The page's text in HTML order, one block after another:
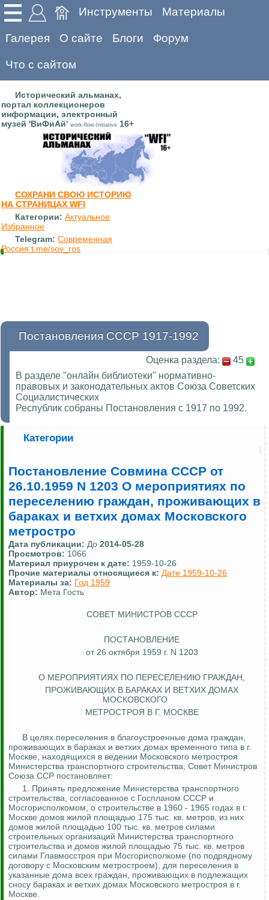
Инструменты Материалы
Галерея О сайте Блоги Форум
Что с сайтом
Исторический альманах,
портал коллекционеров
информации, электронный
музей 'ВиФиАй' work-flow-Initiative 16+
СОХРАНИ СВОЮ ИСТОРИЮ
НА СТРАНИЦАХ WFI
Категории: Актуальное
Избранное
Telegram: Современная
Россия t.me/sov_ros
Постановления СССР 1917-1992
Оценка раздела:
45
В разделе "онлайн библиотеки" нормативно-
правовых и законодательных актов Союза Советских
Социалистических
Республик собраны Постановления с 1917 по 1992.
Категории
Постановление Совмина СССР от
26.10.1959 N 1203 О мероприятиях по
переселению граждан, проживающих в
бараках и ветхих домах Московского
метростро
Дата публикации: До 2014-05-28
Просмотров: 1066
Материал приурочен к дате: 1959-10-26
Прочие материалы относящиеся к: Дате 1959-10-26
Материалы за: Год 1959
Автор: Мета Гость
СОВЕТ МИНИСТРОВ СССР
ПОСТАНОВЛЕНИЕ
от 26 октября 1959 г. N 1203
О МЕРОПРИЯТИЯХ ПО ПЕРЕСЕЛЕНИЮ ГРАЖДАН,
ПРОЖИВАЮЩИХ В БАРАКАХ И ВЕТХИХ ДОМАХ
МОСКОВСКОГО
МЕТРОСТРОЯ В Г. МОСКВЕ
В целях переселения в благоустроенные дома граждан,
проживающих в бараках и ветхих домах временного типа в г.
Москве, находящихся в ведении Московского метростроя
Министерства транспортного строительства, Совет Министров
Союза ССР постановляет:
1. Принять предложение Министерства транспортного
строительства, согласованное с Госпланом СССР и
Мосгорисполкомом, о строительстве в 1960 - 1965 годах в г.
Москве домов жилой площадью 175 тыс. кв. метров, из них
домов жилой площадью 100 тыс. кв. метров силами
строительных организаций Министерства транспортного
строительства и домов жилой площадью 75 тыс. кв. метров
силами Главмосстроя при Мосгорисполкоме (по подрядному
договору с Московским метростроем), для переселения в
указанные дома всех граждан, проживающих в подлежащих
сносу бараках и ветхих домах Московского метростроя в г.
Москве.